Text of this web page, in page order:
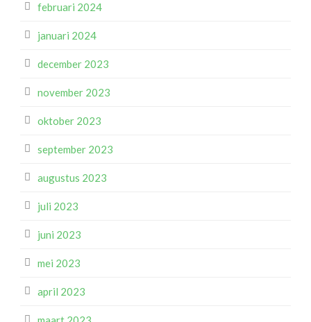
februari 2024
januari 2024
december 2023
november 2023
oktober 2023
september 2023
augustus 2023
juli 2023
juni 2023
mei 2023
april 2023